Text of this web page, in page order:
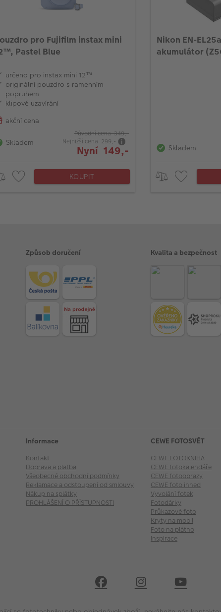
pro Fujifilm instax mini
Pastel Blue
určeno pro instax mini 12™
originální pouzdro s ramenním
popruhem
klipové uzavírání
akční cena
Skladem
Původní cena 349,-
Nejnižší cena 299,-
Nyní 149,-
KOUPIT
Nikon EN-
akumulátor
Skladem
Způsob doručení Kvalita a bezpečnost
Informace
Kontakt
Doprava a platba
Všeobecné obchodní podmínky
Reklamace a odstoupení od smlouvy
Nákup na splátky
PROHLÁŠENÍ O PŘÍSTUPNOSTI
CEWE FOTOSVĚT
CEWE FOTOKNIHA
CEWE fotokalendáře
CEWE fotoobrazy
CEWE foto ihned
Vyvolání fotek
Fotodárky
Průkazové foto
Kryty na mobil
Foto na plátno
Inspirace